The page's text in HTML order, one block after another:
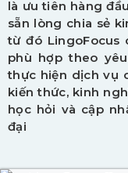
là ưu tiên hàng
sẵn lòng chia sẻ
từ đó LingoFocus
phù hợp theo
thực hiện dịch vụ
kiến thức, kinh
học hỏi và cập
đại